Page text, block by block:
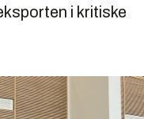
i kritiske